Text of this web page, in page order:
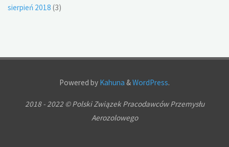
sierpień 2018 (3)
Powered by Kahuna &WordPress.
2018 - 2022 © Polski Związek Pracodawców Przemysłu
Aerozolowego